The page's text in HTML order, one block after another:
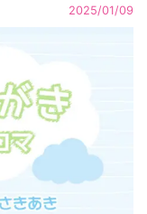
2025/01/09